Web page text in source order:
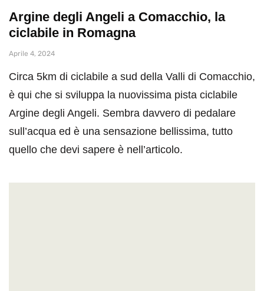
Argine degli Angeli a Comacchio, la
ciclabile in Romagna
Aprile 4, 2024
Circa 5km di ciclabile a sud della Valli di Comacchio,
è qui che si sviluppa la nuovissima pista ciclabile
Argine degli Angeli. Sembra davvero di pedalare
sull’acqua ed è una sensazione bellissima, tutto
quello che devi sapere è nell’articolo.